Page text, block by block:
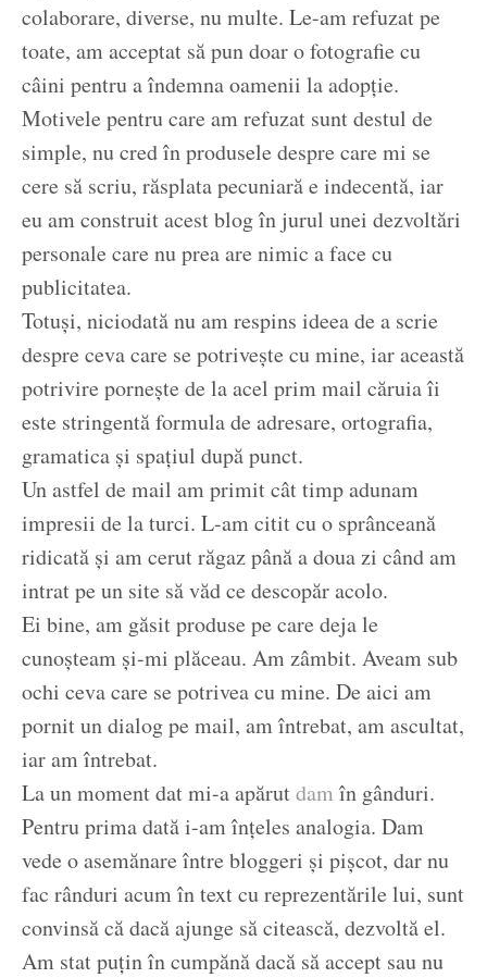
colaborare, diverse, nu multe. Le-am refuzat pe
toate, am acceptat să pun doar o fotografie cu
câini pentru a îndemna oamenii la adopție.
Motivele pentru care am refuzat sunt destul de
simple, nu cred în produsele despre care mi se
cere să scriu, răsplata pecuniară e indecentă, iar
eu am construit acest blog în jurul unei dezvoltări
personale care nu prea are nimic a face cu
publicitatea.
Totuși, niciodată nu am respins ideea de a scrie
despre ceva care se potrivește cu mine, iar această
potrivire pornește de la acel prim mail căruia îi
este stringentă formula de adresare, ortografia,
gramatica și spațiul după punct.
Un astfel de mail am primit cât timp adunam
impresii de la turci. L-am citit cu o sprânceană
ridicată și am cerut răgaz până a doua zi când am
intrat pe un site să văd ce descopăr acolo.
Ei bine, am găsit produse pe care deja le
cunoșteam și-mi plăceau. Am zâmbit. Aveam sub
ochi ceva care se potrivea cu mine. De aici am
pornit un dialog pe mail, am întrebat, am ascultat,
iar am întrebat.
La un moment dat mi-a apărutdam în gânduri.
Pentru prima dată i-am înțeles analogia. Dam
vede o asemănare între bloggeri și pișcot, dar nu
fac rânduri acum în text cu reprezentările lui, sunt
convinsă că dacă ajunge să citească, dezvoltă el.
Am stat puțin în cumpănă dacă să accept sau nu